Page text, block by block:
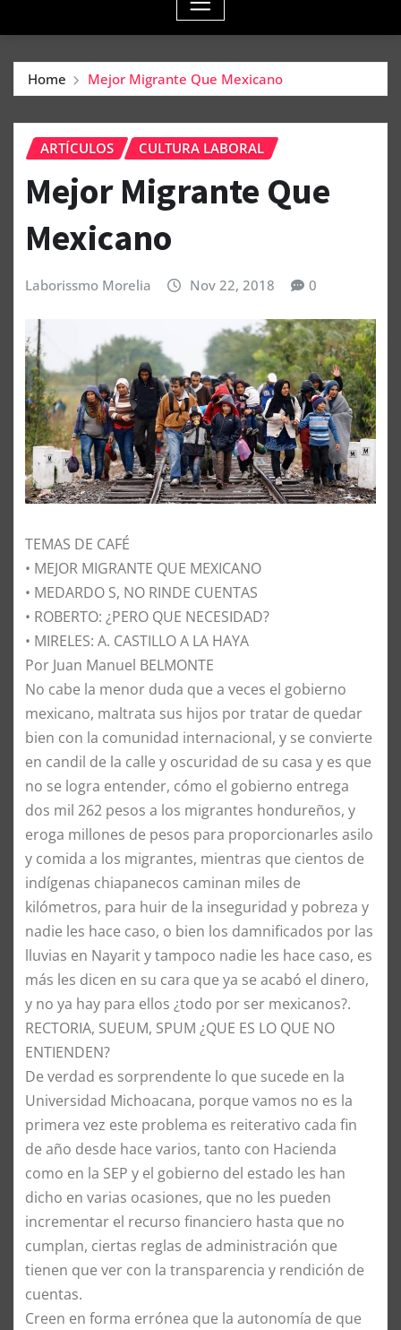
Home Mejor Migrante Que Mexicano
ARTÍCULOS CULTURA LABORAL
Mejor Migrante Que
Mexicano
Laborissmo Morelia Nov 22, 2018 0
TEMAS DE CAFÉ
• MEJOR MIGRANTE QUE MEXICANO
• MEDARDO S, NO RINDE CUENTAS
• ROBERTO: ¿PERO QUE NECESIDAD?
• MIRELES: A. CASTILLO A LA HAYA
Por Juan Manuel BELMONTE
No cabe la menor duda que a veces el gobierno
mexicano, maltrata sus hijos por tratar de quedar
bien con la comunidad internacional, y se convierte
en candil de la calle y oscuridad de su casa y es que
no se logra entender, cómo el gobierno entrega
dos mil 262 pesos a los migrantes hondureños, y
eroga millones de pesos para proporcionarles asilo
y comida a los migrantes, mientras que cientos de
indígenas chiapanecos caminan miles de
kilómetros, para huir de la inseguridad y pobreza y
nadie les hace caso, o bien los damnificados por las
lluvias en Nayarit y tampoco nadie les hace caso, es
más les dicen en su cara que ya se acabó el dinero,
y no ya hay para ellos ¿todo por ser mexicanos?.
RECTORIA, SUEUM, SPUM ¿QUE ES LO QUE NO
ENTIENDEN?
​De verdad es sorprendente lo que sucede en la
Universidad Michoacana, porque vamos no es la
primera vez este problema es reiterativo cada fin
de año desde hace varios, tanto con Hacienda
como en la SEP y el gobierno del estado les han
dicho en varias ocasiones, que no les pueden
incrementar el recurso financiero hasta que no
cumplan, ciertas reglas de administración que
tienen que ver con la transparencia y rendición de
cuentas.
​Creen en forma errónea que la autonomía de que